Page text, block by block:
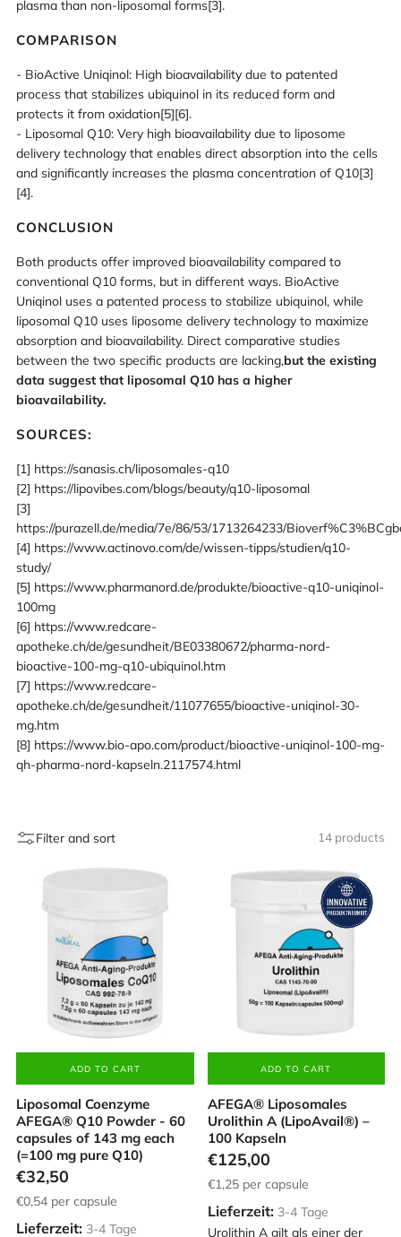
plasma than non-liposomal forms[3].
COMPARISON
- BioActive Uniqinol: High bioavailability due to patented
process that stabilizes ubiquinol in its reduced form and
protects it from oxidation[5][6].
- Liposomal Q10: Very high bioavailability due to liposome
delivery technology that enables direct absorption into the cells
and significantly increases the plasma concentration of Q10[3]
[4].
CONCLUSION
Both products offer improved bioavailability compared to
conventional Q10 forms, but in different ways. BioActive
Uniqinol uses a patented process to stabilize ubiquinol, while
liposomal Q10 uses liposome delivery technology to maximize
absorption and bioavailability. Direct comparative studies
between the two specific products are lacking,but the existing
data suggest that liposomal Q10 has a higher
bioavailability.
SOURCES:
[1] https://sanasis.ch/liposomales-q10
[2] https://lipovibes.com/blogs/beauty/q10-liposomal
[3]
https://purazell.de/media/7e/86/53/1713264233/
[4] https://www.actinovo.com/de/wissen-tipps/studien/q10-
study/
[5] https://www.pharmanord.de/produkte/bioactive-q10-uniqinol-
100mg
[6] https://www.redcare-
apotheke.ch/de/gesundheit/BE03380672/pharma-nord-
bioactive-100-mg-q10-ubiquinol.htm
[7] https://www.redcare-
apotheke.ch/de/gesundheit/11077655/bioactive-uniqinol-30-
mg.htm
[8] https://www.bio-apo.com/product/bioactive-uniqinol-100-mg-
qh-pharma-nord-kapseln.2117574.html
Filter and sort 14 products
ADD TO CART
Liposomal Coenzyme
AFEGA® Q10 Powder - 60
capsules of 143 mg each
(=100 mg pure Q10)
€32,50
€0,54 per capsule
Lieferzeit: 3-4 Tage
ADD TO CART
AFEGA® Liposomales
Urolithin A (LipoAvail®) –
100 Kapseln
Urolithin A gilt als einer der
€125,00
€1,25per capsule
Lieferzeit: 3-4 Tage